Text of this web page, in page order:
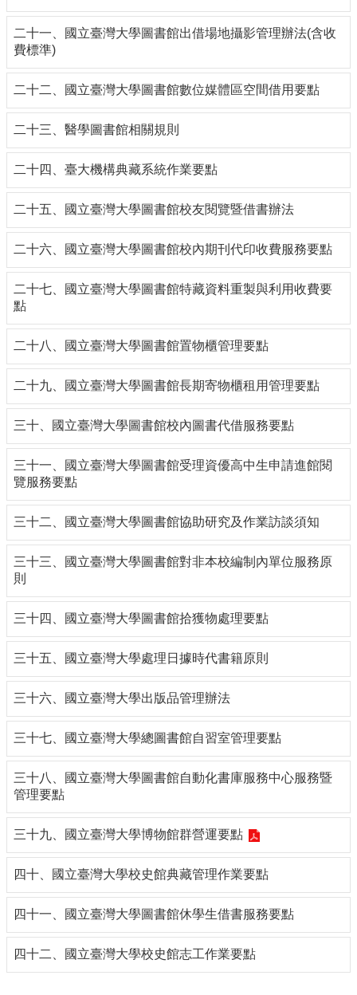
會
綜
議
紀
錄
搜
尋
其
它
業
務
相
關
活
動
二十一、國立臺灣大學圖書館出借場地攝影管理辦法(含收
費標準)
二十二、國立臺灣大學圖書館數位媒體區空間借用要點
二十三、醫學圖書館相關規則
二十四、臺大機構典藏系統作業要點
二十五、國立臺灣大學圖書館校友閱覽暨借書辦法
二十六、國立臺灣大學圖書館校內期刊代印收費服務要點
二十七、國立臺灣大學圖書館特藏資料重製與利用收費要
點
二十八、國立臺灣大學圖書館置物櫃管理要點
二十九、國立臺灣大學圖書館長期寄物櫃租用管理要點
三十、國立臺灣大學圖書館校內圖書代借服務要點
三十一、國立臺灣大學圖書館受理資優高中生申請進館閱
覽服務要點
三十二、國立臺灣大學圖書館協助研究及作業訪談須知
三十三、國立臺灣大學圖書館對非本校編制內單位服務原
則
三十四、國立臺灣大學圖書館拾獲物處理要點
三十五、國立臺灣大學處理日據時代書籍原則
三十六、國立臺灣大學出版品管理辦法
三十七、國立臺灣大學總圖書館自習室管理要點
三十八、國立臺灣大學圖書館自動化書庫服務中心服務暨
管理要點
三十九、國立臺灣大學博物館群營運要點
四十、國立臺灣大學校史館典藏管理作業要點
四十一、國立臺灣大學圖書館休學生借書服務要點
四十二、國立臺灣大學校史館志工作業要點